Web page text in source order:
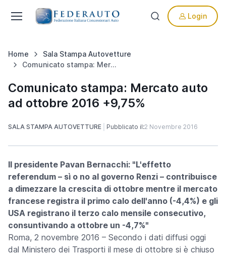
Login
Home
Sala Stampa Autovetture
Comunicato stampa: Mercato auto ad ottobre 2016 +9,75%
Comunicato stampa: Mercato auto
ad ottobre 2016 +9,75%
SALA STAMPA AUTOVETTURE Pubblicato il:2 Novembre 2016
Il presidente Pavan Bernacchi: "L'effetto
referendum – sì o no al governo Renzi – contribuisce
a dimezzare la crescita di ottobre mentre il mercato
francese registra il primo calo dell'anno (-4,4%) e gli
USA registrano il terzo calo mensile consecutivo,
consuntivando a ottobre un -4,7%"
Roma, 2 novembre 2016 – Secondo i dati diffusi oggi
dal Ministero dei Trasporti il mese di ottobre si è chiuso